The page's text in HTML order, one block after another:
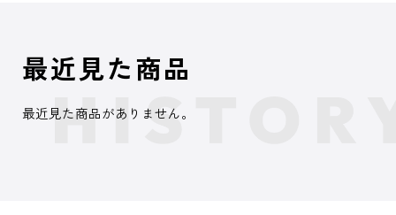
最近見た商品
最近見た商品がありません。